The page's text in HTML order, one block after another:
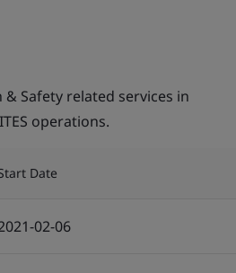
Safety related services in
operations.
Date
02-06